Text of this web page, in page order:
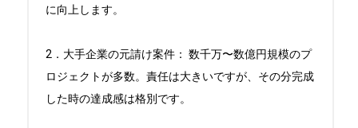
に向上します。
2．大手企業の元請け案件： 数千万〜数億円規模のプ
ロジェクトが多数。責任は大きいですが、その分完成
した時の達成感は格別です。